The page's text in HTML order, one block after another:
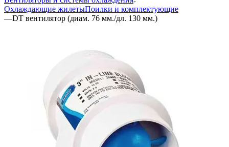
Охлаждающие жилетыПоилки и комплектующие
—DT вентилятор (диам. 76 мм./дл. 130 мм.)